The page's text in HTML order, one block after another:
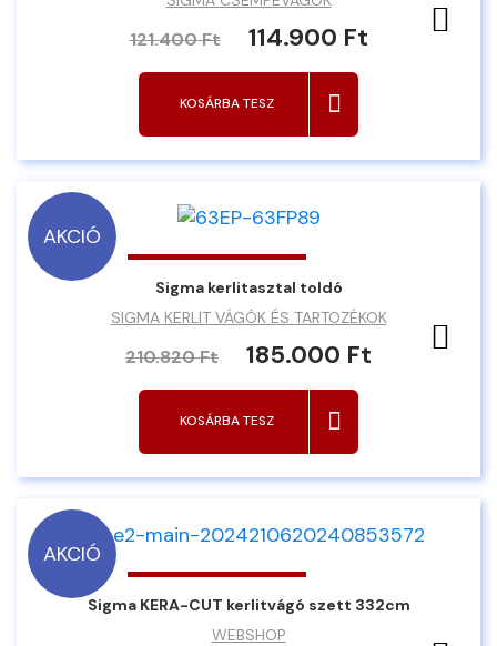
121.400 Ft 114.900 Ft
KOSÁRBA TESZ
AKCIÓ
Sigma kerlitasztal toldó
SIGMA KERLIT VÁGÓK ÉS TARTOZÉKOK
210.820 Ft 185.000 Ft
KOSÁRBA TESZ
AKCIÓ
Sigma KERA-CUT kerlitvágó szett 332cm
WEBSHOP